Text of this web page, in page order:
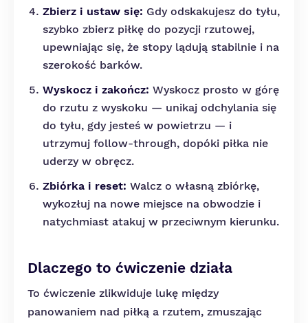
Zbierz i ustaw się: Gdy odskakujesz do tyłu,
szybko zbierz piłkę do pozycji rzutowej,
upewniając się, że stopy lądują stabilnie i na
szerokość barków.
Wyskocz i zakończ: Wyskocz prosto w górę
do rzutu z wyskoku — unikaj odchylania się
do tyłu, gdy jesteś w powietrzu — i
utrzymuj follow-through, dopóki piłka nie
uderzy w obręcz.
Zbiórka i reset: Walcz o własną zbiórkę,
wykozłuj na nowe miejsce na obwodzie i
natychmiast atakuj w przeciwnym kierunku.
Dlaczego to ćwiczenie działa
To ćwiczenie zlikwiduje lukę między
panowaniem nad piłką a rzutem, zmuszając